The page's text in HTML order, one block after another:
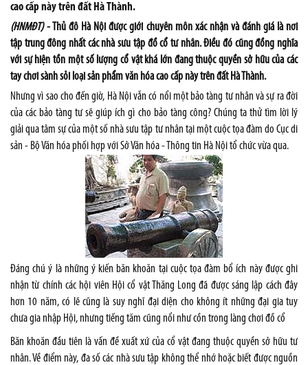
cao cấp này trên đất Hà Thành.
(HNMĐT) -Thủ đô Hà Nội được giới chuyên môn xác nhận và đánh giá là nơi
tập trung đông nhất các nhà sưu tập đồ cổ tư nhân. Điều đó cũng đồng nghĩa
với sự hiện tồn một số lượng cổ vật khá lớn đang thuộc quyền sở hữu của các
tay chơi sành sỏi loại sản phẩm văn hóa cao cấp này trên đất Hà Thành.
Nhưng vì sao cho đến giờ, Hà Nội vẫn có nổi một bảo tàng tư nhân và sự ra đời
của các bảo tàng tư sẽ giúp ích gì cho bảo tàng công? Chúng ta thử tìm lời lý
giải qua tâm sự của một số nhà sưu tập tư nhân tại một cuộc tọa đàm do Cục di
sản - Bộ Văn hóa phối hợp với Sở Văn hóa - Thông tin Hà Nội tổ chức vừa qua.
Đáng chú ý là những ý kiến băn khoăn tại cuộc tọa đàm bổ ích này được ghi
nhận từ chính các hội viên Hội cổ vật Thăng Long đã được sáng lập cách đây
hơn 10 năm, có lẽ cũng là suy nghĩ đại diện cho không ít những đại gia tuy
chưa gia nhập Hội, nhưng tiếng tăm cũng nổi như cồn trong làng chơi đồ cổ
Băn khoăn đầu tiên là vấn đề xuất xứ của cổ vật đang thuộc quyền sở hữu tư
nhân. Về điểm này, đa số các nhà sưu tập không thể nhớ hoặc biết được nguồn